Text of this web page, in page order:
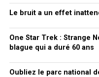
Le bruit a un effet
One Star Trek : Strange
blague qui a duré 60 ans
Oubliez le parc national